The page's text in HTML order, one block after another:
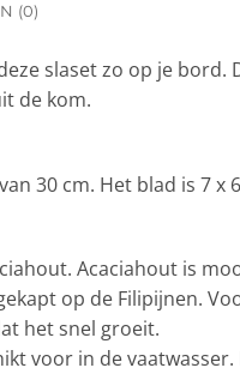
(0)
slaset zo op je
de kom.
30 cm. Het blad is 7 x
Acaciahout is
op de Filipijnen.
het snel groeit.
voor in de